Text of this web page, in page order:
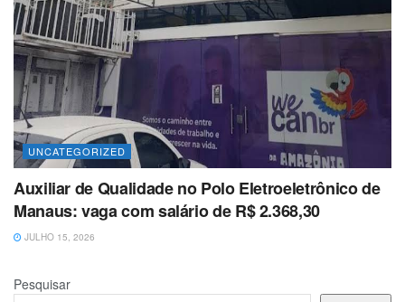
UNCATEGORIZED
Auxiliar de Qualidade no Polo Eletroeletrônico de
Manaus: vaga com salário de R$ 2.368,30
JULHO 15, 2026
Pesquisar